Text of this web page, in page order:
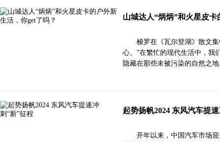
山城达人“炳炳”和火星皮
梭罗在《瓦尔登湖》散文
心。”在繁忙的现代生活中，我
隐藏在那些未被污染的自然之
起势扬帆2024 东风汽车提
开年以来，中国汽车市场